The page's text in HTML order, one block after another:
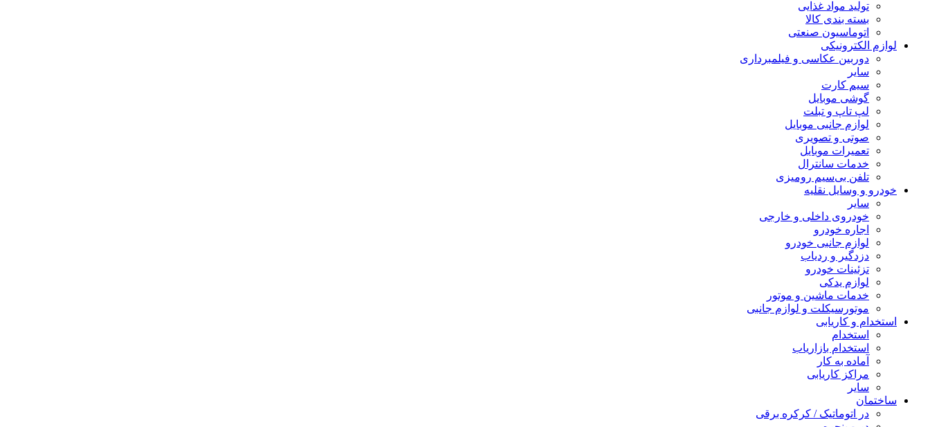
تولید مواد غذایی
بسته بندی کالا
اتوماسیون صنعتی
لوازم الکترونیکی
دوربین عکاسی و فیلمبرداری
سایر
سیم کارت
گوشی موبایل
لپ تاپ و تبلت
لوازم جانبی موبایل
صوتی و تصویری
تعمیرات موبایل
خدمات سانترال
تلفن بی‌سیم رومیزی
خودرو و وسایل نقلیه
سایر
خودروی داخلی و خارجی
اجاره خودرو
لوازم جانبی خودرو
دزدگیر و ردیاب
تزئینات خودرو
لوازم یدکی
خدمات ماشین و موتور
موتورسیکلت و لوازم جانبی
استخدام و کاریابی
استخدام
استخدام بازاریاب
آماده به کار
مراکز کاریابی
سایر
ساختمان
در اتوماتیک / کرکره برقی